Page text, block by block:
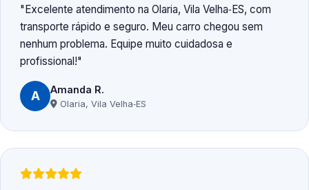
Excelente atendimento na Olaria, Vila Velha‑ES, com
transporte rápido e seguro. Meu carro chegou sem
nenhum problema. Equipe muito cuidadosa e
profissional!
A Amanda R.
Olaria, Vila Velha‑ES